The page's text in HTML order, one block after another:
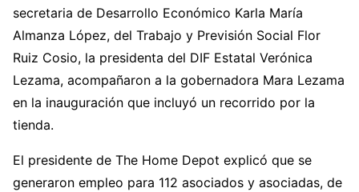
secretaria de Desarrollo Económico Karla María
Almanza López, del Trabajo y Previsión Social Flor
Ruiz Cosio, la presidenta del DIF Estatal Verónica
Lezama, acompañaron a la gobernadora Mara Lezama
en la inauguración que incluyó un recorrido por la
tienda.
El presidente de The Home Depot explicó que se
generaron empleo para 112 asociados y asociadas, de